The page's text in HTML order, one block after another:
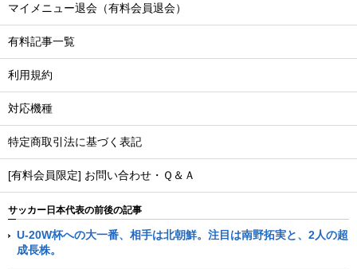
マイメニュー退会（有料会員退会）
有料記事一覧
利用規約
対応機種
特定商取引法に基づく表記
[有料会員限定] お問い合わせ・Ｑ＆Ａ
サッカー日本代表の前後の記事
U-20W杯への大一番、相手は北朝鮮。注目は南野拓実と、2人の超
成長株。